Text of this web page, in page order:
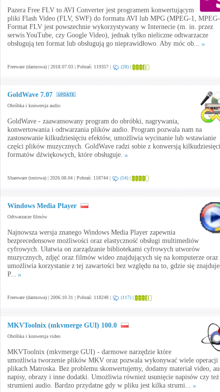
Pazera Free FLV to AVI Converter jest programem konwertującym
pliki Flash Video (FLV, SWF) do formatu AVI lub MPG (MPEG-1,
Format FLV jest powszechnie wykorzystywany w Internecie (m. in. przez
serwis YouTube, czy Google Video), jednak tylko nieliczne odtwarzacze
obsługują ten format lub obsługują go nieprawidłowo. Aby móc ob...
Freeware (darmowa) | 2018.07.03 | Pobrań: 119357 | (28) |
GoldWave 7.07
Obróbka i konwersja audio
GoldWave - zaawansowany program do obróbki, nagrywania,
konwertowania i odtwarzania plików audio. Program pozwala nam na
zastosowanie kilkudziesięciu efektów, umożliwia wycinanie lub wstawianie
części plików muzycznych. GoldWave radzi sobie z konwersją
formatów dźwiękowych, które obsługuje.
Shareware (testowa) | 2026.08.04 | Pobrań: 118744 | (54) |
Windows Media Player
Odtwarzacze filmów
Najnowsza wersja znanego Windows Media Player zapewnia
bezprecedensowe możliwości oraz elastyczność obsługi multimediów
cyfrowych. Ułatwia on zarządzanie bibliotekami cyfrowych utworów
muzycznych, zdjęć oraz filmów wideo znajdujących się na komputerze oraz
umożliwia korzystanie z tej zawartości bez względu na to, gdzie się
P...
Freeware (darmowa) | 2006.10.31 | Pobrań: 118248 | (117) |
MKVToolnix (mkvmerge GUI) 100.0
Obróbka i konwersja video
MKVToolnix (mkvmerge GUI) - darmowe narzędzie które
umożliwia tworzenie plików MKV oraz pozwala wykonywać wiele operacji
plikach Matroska. Bez problemu skonwertujemy, dodamy materiał video,
napisy, obrazy i inne dodatki. Umożliwia również usunięcie napisów czy też
strumieni audio. Bardzo przydatne gdy w pliku jest kilka strumi...